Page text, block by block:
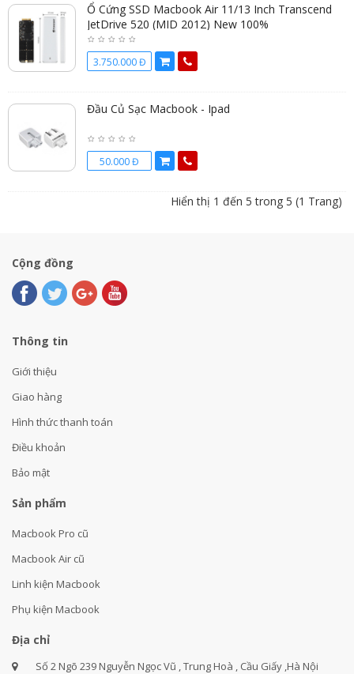
Ổ Cứng SSD Macbook Air 11/13 Inch Transcend
JetDrive 520 (MID 2012) New 100%
3.750.000 Đ
Đầu Củ Sạc Macbook - Ipad
50.000 Đ
Hiển thị 1 đến 5 trong 5 (1 Trang)
Cộng đồng
Thông tin
Giới thiệu
Giao hàng
Hình thức thanh toán
Điều khoản
Bảo mật
Sản phẩm
Macbook Pro cũ
Macbook Air cũ
Linh kiện Macbook
Phụ kiện Macbook
Địa chỉ
Số 2 Ngõ 239 Nguyễn Ngọc Vũ , Trung Hoà , Cầu Giấy ,Hà Nội